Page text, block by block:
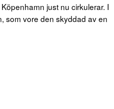
just nu cirkulerar. I
som vore den skyddad av en